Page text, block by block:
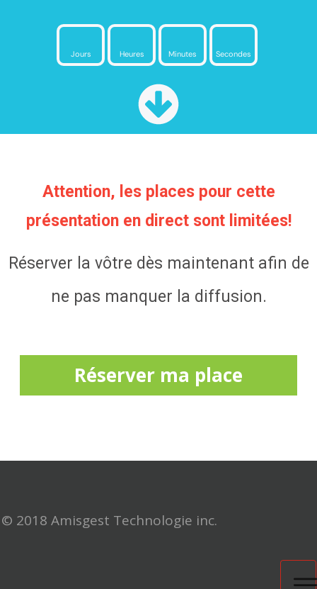
Jours Heures Minutes Secondes
Attention, les places pour cette
présentation en direct sont limitées!
Réserver la vôtre dès maintenant afin de
ne pas manquer la diffusion.
Réserver ma place
© 2018 Amisgest Technologie inc.